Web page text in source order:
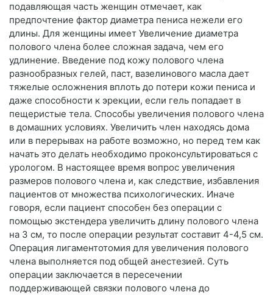
подавляющая часть женщин отмечает, как
предпочтение фактор диаметра пениса нежели его
длины. Для женщины имеет Увеличение диаметра
полового члена более сложная задача, чем его
удлинение. Введение под кожу полового члена
разнообразных гелей, паст, вазелинового масла дает
тяжелые осложнения вплоть до потери кожи пениса и
даже способности к эрекции, если гель попадает в
пещеристые тела. Способы увеличения полового члена
в домашних условиях. Увеличить член находясь дома
или в перерывах на работе возможно, но перед тем как
начать это делать необходимо проконсультироваться с
урологом. В настоящее время вопрос увеличения
размеров полового члена и, как следствие, избавления
пациентов от множества психологических. Иначе
говоря, если пациент способен без операции с
помощью экстендера увеличить длину полового члена
на 3 см, то после операции результат составит 4-4,5 см.
Операция лигаментотомия для увеличения полового
члена выполняется под общей анестезией. Суть
операции заключается в пересечении
поддерживающей связки полового члена до